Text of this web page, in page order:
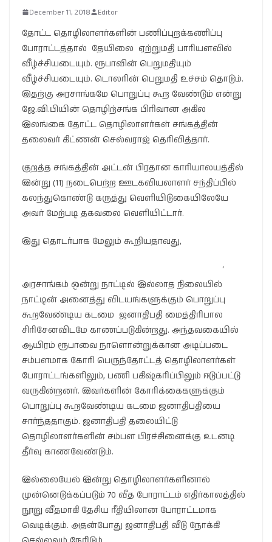
December 11, 2018 Editor
தோட்ட தொழிலாளர்களின் பணிப்புறக்கணிப்பு
போராட்டத்தால் தேயிலை ஏற்றுமதி பாரியளவில்
வீழ்ச்சியடையும். ரூபாவின் பெறுமதியும்
வீழ்ச்சியடையும். டொலரின் பெறுமதி உச்சம் தொடும்.
இதற்கு அரசாங்கமே பொறுப்பு கூற வேண்டும் என்று
ஜே.வி.பியின் தொழிற்சங்க பிரிவான அகில
இலங்கை தோட்ட தொழிலாளர்கள் சங்கத்தின்
தலைவர் கிட்ணன் செல்வராஜ் தெரிவித்தார்.
குறத்த சங்கத்தின் அட்டன் பிரதான காரியாலயத்தில்
இன்று (11) நடைபெற்ற ஊடகவியலாளர் சந்திப்பில்
கலந்துகொண்டு கருத்து வெளியிடுகையிலேயே
அவர் மேற்படி தகவலை வெளியிட்டார்.
இது தொடர்பாக மேலும் கூறியதாவது,
‘
அரசாங்கம் ஒன்று நாட்டில் இல்லாத நிலையில்
நாட்டின் அனைத்து விடயங்களுக்கும் பொறுப்பு
கூறவேண்டிய கடமை ஜனாதிபதி மைத்திரிபால
சிரிசேனவிடமே காணப்படுகின்றது. அந்தவகையில்
ஆயிரம் ரூபாவை நாளொன்றுக்கான அடிப்படை
சம்பளமாக கோரி பெருந்தோட்டத் தொழிலாளர்கள்
போராட்டங்களிலும், பணி பகிஷ்கரிப்பிலும் ஈடுப்பட்டு
வருகின்றனர். இவர்களின் கோரிக்கைகளுக்கும்
பொறுப்பு கூறவேண்டிய கடமை ஜனாதிபதியை
சார்ந்ததாகும். ஜனாதிபதி தலையிட்டு
தொழிலாளர்களின் சம்பள பிரச்சினைக்கு உடனடி
தீர்வு காணவேண்டும்.
இல்லையேல் இன்று தொழிலாளர்களினால்
முன்னெடுக்கப்படும் 70 வீத போராட்டம் எதிர்காலத்தில்
நூறு வீதமாகி தேசிய ரீதியிலான போராட்டமாக
வெடிக்கும். அதன்போது ஜனாதிபதி வீடு நோக்கி